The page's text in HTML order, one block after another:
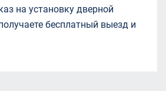
на установку дверной
бесплатный выезд и